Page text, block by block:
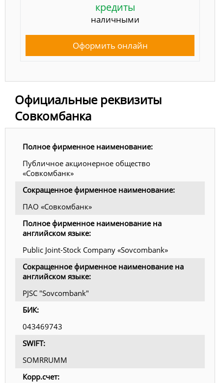
кредиты
наличными
Оформить онлайн
Официальные реквизиты
Совкомбанка
Полное фирменное наименование:
Публичное акционерное общество
«Совкомбанк»
Сокращенное фирменное наименование:
ПАО «Совкомбанк»
Полное фирменное наименование на
английском языке:
Public Joint-Stock Company «Sovcombank»
Сокращенное фирменное наименование на
английском языке:
PJSC "Sovcombank"
БИК:
043469743
SWIFT:
SOMRRUMM
Корр.счет: